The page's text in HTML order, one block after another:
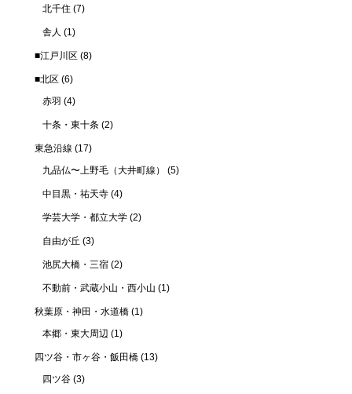
北千住 (7)
舎人 (1)
■江戸川区 (8)
■北区 (6)
赤羽 (4)
十条・東十条 (2)
東急沿線 (17)
九品仏〜上野毛（大井町線）
(5)
中目黒・祐天寺 (4)
学芸大学・都立大学 (2)
自由が丘 (3)
池尻大橋・三宿 (2)
不動前・武蔵小山・西小山 (1)
秋葉原・神田・水道橋 (1)
本郷・東大周辺 (1)
四ツ谷・市ヶ谷・飯田橋 (13)
四ツ谷 (3)